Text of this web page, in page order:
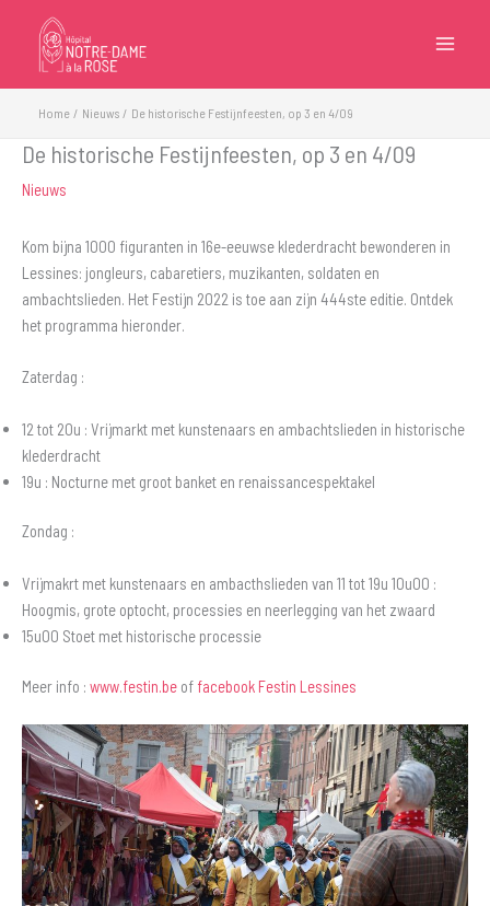
inhoud
Home Nieuws De historische Festijnfeesten, op 3 en 4/09
De historische Festijnfeesten, op 3 en 4/09
Nieuws
Kom bijna 1000 figuranten in 16e-eeuwse klederdracht bewonderen in
Lessines: jongleurs, cabaretiers, muzikanten, soldaten en
ambachtslieden. Het Festijn 2022 is toe aan zijn 444ste editie. Ontdek
het programma hieronder.
Zaterdag :
12 tot 20u : Vrijmarkt met kunstenaars en ambachtslieden in historische
klederdracht
19u : Nocturne met groot banket en renaissancespektakel
Zondag :
Vrijmakrt met kunstenaars en ambacthslieden van 11 tot 19u 10u00 :
Hoogmis, grote optocht, processies en neerlegging van het zwaard
15u00 Stoet met historische processie
Meer info : www.festin.be of facebook Festin Lessines